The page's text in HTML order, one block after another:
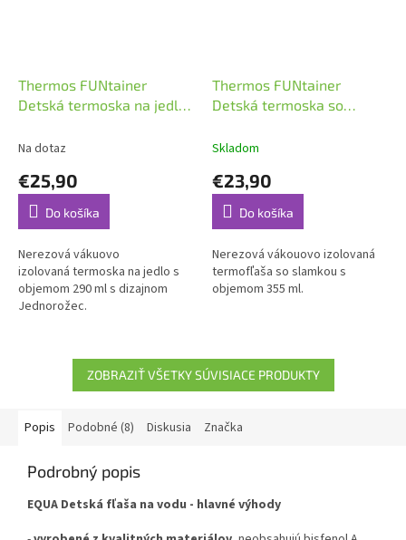
Thermos FUNtainer
Detská termoska na jedlo
Na dotaz
€25,90
Do košíka
Nerezová vákuovo
izolovaná termoska na jedlo s
objemom 290 ml s dizajnom
Jednorožec.
Thermos FUNtainer
Detská termoska so
Skladom
€23,90
Do košíka
Nerezová vákouovo izolovaná
termofľaša so slamkou s
objemom 355 ml.
ZOBRAZIŤ VŠETKY SÚVISIACE PRODUKTY
Popis Podobné (8) Diskusia Značka
Podrobný popis
EQUA Detská fľaša na vodu - hlavné výhody